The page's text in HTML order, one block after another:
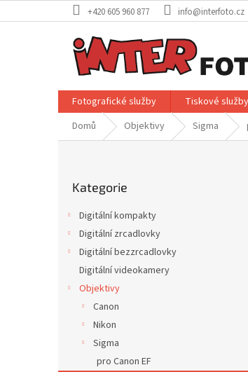
na
+420 605 960 877 info@interfoto.cz
Fotografické služby Tiskové služby
Domů
Objektivy Sigma
kategorie
Kategorie
Digitální kompakty
Digitální zrcadlovky
Digitální bezzrcadlovky
Digitální videokamery
Objektivy
Canon
Nikon
Sigma
pro Canon EF